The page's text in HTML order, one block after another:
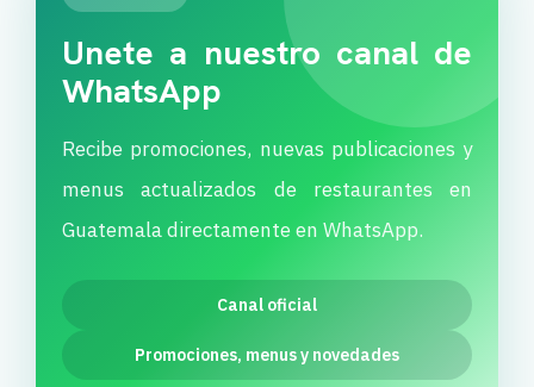
Unete a nuestro canal de
WhatsApp
Recibe promociones, nuevas publicaciones y
menus actualizados de restaurantes en
Guatemala directamente en WhatsApp.
Canal oficial
Promociones, menus y novedades